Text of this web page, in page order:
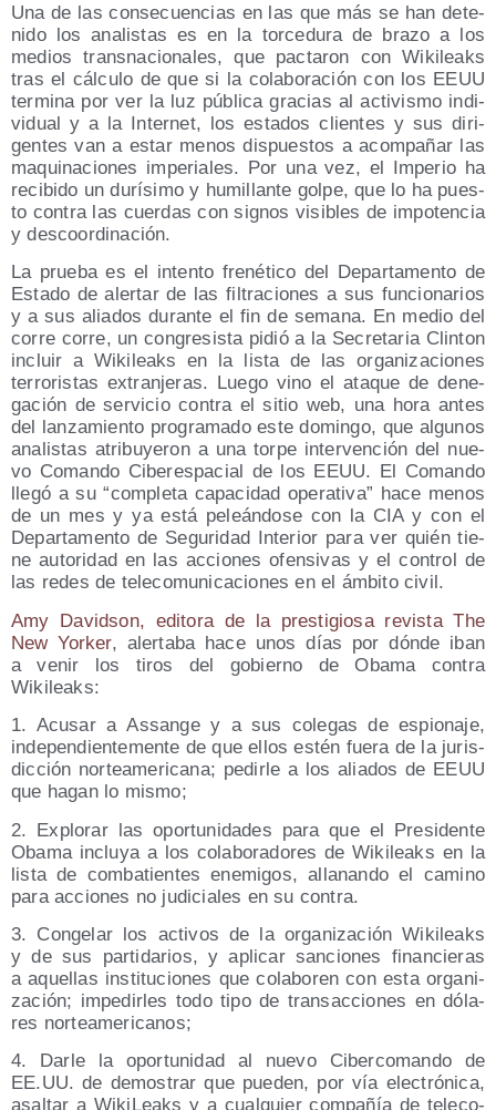
Una de las con­se­cuen­cias en las que más se han dete­
ni­do los ana­lis­tas es en la tor­ce­du­ra de bra­zo a los
medios trans­na­cio­na­les, que pac­ta­ron con Wiki­leaks
tras el cálcu­lo de que si la cola­bo­ra­ción con los EEUU
ter­mi­na por ver la luz públi­ca gra­cias al acti­vis­mo indi­
vi­dual y a la Inter­net, los esta­dos clien­tes y sus diri­
gen­tes van a estar menos dis­pues­tos a acom­pa­ñar las
maqui­na­cio­nes impe­ria­les. Por una vez, el Impe­rio ha
reci­bi­do un durí­si­mo y humi­llan­te gol­pe, que lo ha pues­
to con­tra las cuer­das con sig­nos visi­bles de impo­ten­cia
y descoordinación.
La prue­ba es el inten­to fre­né­ti­co del Depar­ta­men­to de
Esta­do de aler­tar de las fil­tra­cio­nes a sus fun­cio­na­rios
y a sus alia­dos duran­te el fin de sema­na. En medio del
corre corre, un con­gre­sis­ta pidió a la Secre­ta­ria Clin­ton
incluir a Wiki­leaks en la lis­ta de las orga­ni­za­cio­nes
terro­ris­tas extran­je­ras. Lue­go vino el ata­que de dene­
ga­ción de ser­vi­cio con­tra el sitio web, una hora antes
del lan­za­mien­to pro­gra­ma­do este domin­go, que algu­nos
ana­lis­tas atri­bu­ye­ron a una tor­pe inter­ven­ción del nue­
vo Coman­do Ciber­es­pa­cial de los EEUU. El Coman­do
lle­gó a su “com­ple­ta capa­ci­dad ope­ra­ti­va” hace menos
de un mes y ya está peleán­do­se con la CIA y con el
Depar­ta­men­to de Segu­ri­dad Inte­rior para ver quién tie­
ne auto­ri­dad en las accio­nes ofen­si­vas y el con­trol de
las redes de tele­co­mu­ni­ca­cio­nes en el ámbi­to civil.
Amy David­son, edi­to­ra de la pres­ti­gio­sa revis­ta The
New Yor­ker, aler­ta­ba hace unos días por dón­de iban
a venir los tiros del gobierno de Oba­ma con­tra
Wikileaks:
1. Acu­sar a Assan­ge y a sus cole­gas de espio­na­je,
inde­pen­dien­te­men­te de que ellos estén fue­ra de la juris­
dic­ción nor­te­ame­ri­ca­na; pedir­le a los alia­dos de EEUU
que hagan lo mismo;
2. Explo­rar las opor­tu­ni­da­des para que el Pre­si­den­te
Oba­ma inclu­ya a los cola­bo­ra­do­res de Wiki­leaks en la
lis­ta de com­ba­tien­tes enemi­gos, alla­nan­do el camino
para accio­nes no judi­cia­les en su contra.
3. Con­ge­lar los acti­vos de la orga­ni­za­ción Wiki­leaks
y de sus par­ti­da­rios, y apli­car san­cio­nes finan­cie­ras
a aque­llas ins­ti­tu­cio­nes que cola­bo­ren con esta orga­ni­
za­ción; impe­dir­les todo tipo de tran­sac­cio­nes en dóla­
res norteamericanos;
4. Dar­le la opor­tu­ni­dad al nue­vo Ciber­co­man­do de
EE.UU. de demos­trar que pue­den, por vía elec­tró­ni­ca,
asal­tar a Wiki­Leaks y a cual­quier com­pa­ñía de tele­co­